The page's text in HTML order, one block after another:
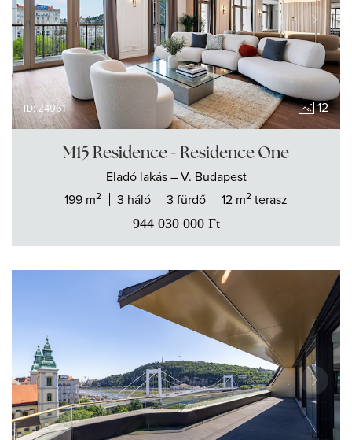
ID: 24961 12
M15 Residence - Residence One
Eladó lakás – V. Budapest
199 m2 3 háló 3 fürdő 12 m2 terasz
944 030 000 Ft